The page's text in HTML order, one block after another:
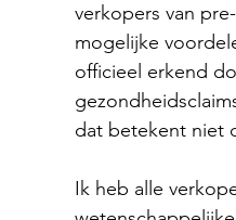
verkopers van
mogelijke
officieel erkend
dat betekent niet
Ik heb alle